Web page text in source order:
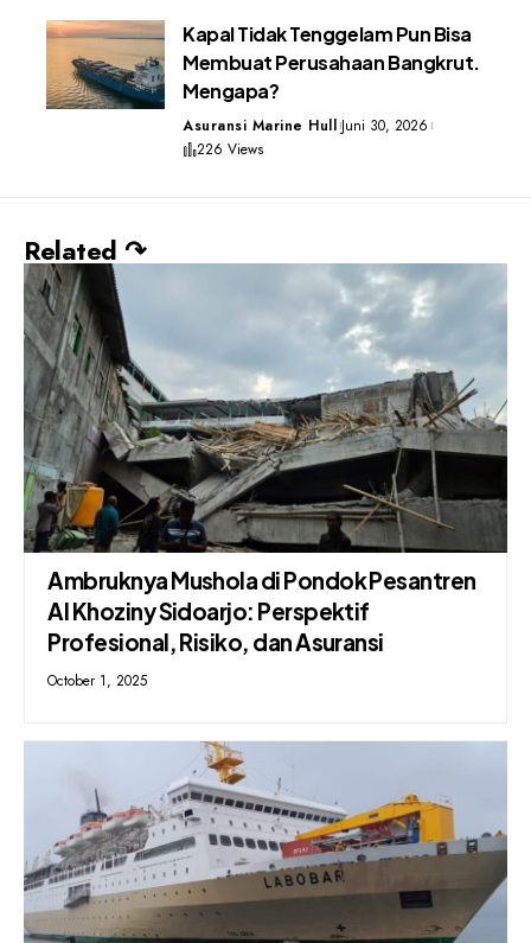
Kapal Tidak Tenggelam Pun Bisa
Membuat Perusahaan Bangkrut.
Mengapa?
Asuransi Marine Hull Juni 30, 2026
226 Views
Related ↷
Ambruknya Mushola di Pondok Pesantren
Al Khoziny Sidoarjo: Perspektif
Profesional, Risiko, dan Asuransi
October 1, 2025